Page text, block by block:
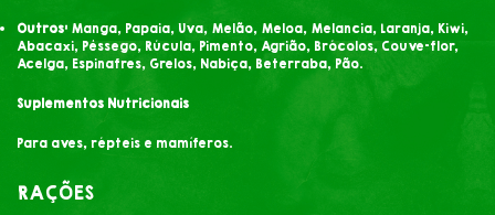
Outros: Manga, Papaia, Uva, Melão, Meloa, Melancia, Laranja, Kiwi,
Abacaxi, Pêssego, Rúcula, Pimento, Agrião, Brócolos, Couve-flor,
Acelga, Espinafres, Grelos, Nabiça, Beterraba, Pão.
Suplementos Nutricionais
Para aves, répteis e mamíferos.
RAÇÕES